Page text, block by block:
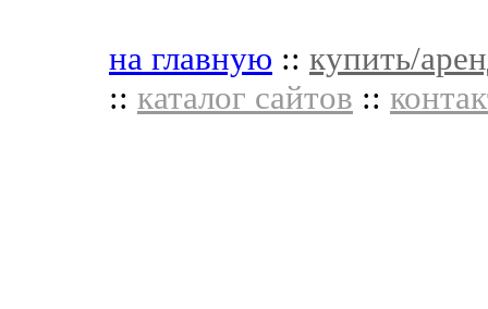
на главную :: купить/
:: каталог сайтов ::